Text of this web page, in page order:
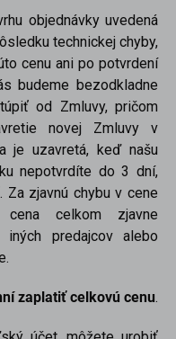
objednávky uvedená
technickej chyby,
cenu ani po potvrdení
budeme bezodkladne
od Zmluvy, pričom
novej Zmluvy v
je uzavretá, keď našu
nepotvrdíte do 3 dní,
zjavnú chybu v cene
celkom zjavne
predajcov alebo
zaplatiť celkovú cenu.